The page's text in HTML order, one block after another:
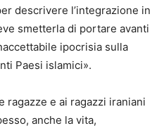
descrivere l’integrazione in
smetterla di portare avanti
ipocrisia sulla
Paesi islamici».
ragazze e ai ragazzi iraniani
anche la vita,